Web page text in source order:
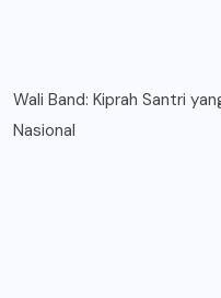
Wali Band: Kiprah Santri
Nasional